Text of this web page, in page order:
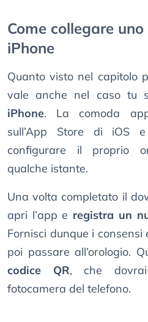
Come collegare
iPhone
Quanto visto nel capitolo
vale anche nel caso tu
iPhone. La comoda
sull’App Store di iOS
configurare il proprio
qualche istante.
Una volta completato il
apri l’app e registra un
Fornisci dunque i
poi passare all’orologio.
codice QR, che
fotocamera del telefono.